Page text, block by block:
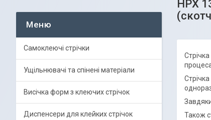
HPX
Стрічка
Стрічка
Також
Самоклеючі стрічки
Ущільнювачі та спінені матеріали
Висічка форм з клеючих стрічок
Диспенсери для клейких стрічок